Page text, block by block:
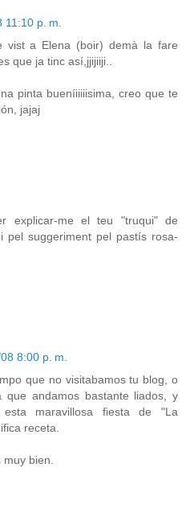
11:10 p. m.
vist a Elena (boir) demà la fare
que ja tinc así,jjijiiji..
pinta bueníiiiiisima, creo que te
jajaj
explicar-me el teu "truqui" de
pel suggeriment pel pastís rosa-
8:00 p. m.
que no visitabamos tu blog, o
que andamos bastante liados, y
maravillosa fiesta de "La
receta.
bien.